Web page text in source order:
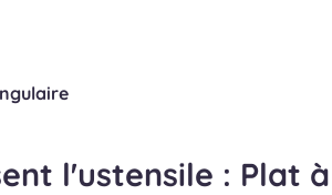
l'ustensile : Plat